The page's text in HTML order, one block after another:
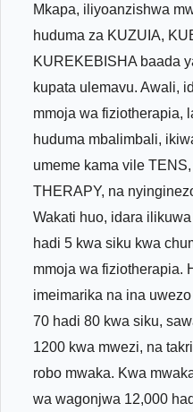
Mkapa, iliyoanzishwa
huduma za KUZUIA,
KUREKEBISHA baada
kupata ulemavu. Awali,
mmoja wa fiziotherapia,
huduma mbalimbali,
umeme kama vile
THERAPY, na
Wakati huo, idara
hadi 5 kwa siku kwa
mmoja wa fiziotherapia.
imeimarika na ina
70 hadi 80 kwa siku,
1200 kwa mwezi, na
robo mwaka. Kwa
wa wagonjwa 12,000